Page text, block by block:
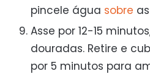
pincele água sobre
Asse por 12-15
douradas. Retire e
por 5 minutos para